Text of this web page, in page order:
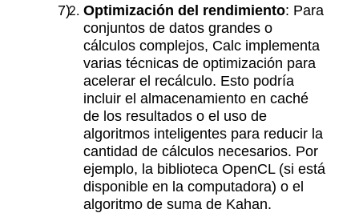
Optimización del rendimiento: Para
conjuntos de datos grandes o
cálculos complejos, Calc implementa
varias técnicas de optimización para
acelerar el recálculo. Esto podría
incluir el almacenamiento en caché
de los resultados o el uso de
algoritmos inteligentes para reducir la
cantidad de cálculos necesarios. Por
ejemplo, la biblioteca OpenCL (si está
disponible en la computadora) o el
algoritmo de suma de Kahan.